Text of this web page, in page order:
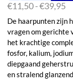
€11,50-€39,95
De haarpunten zijn
vragen om gerichte
het krachtige
fosfor, kalium,
diepgaand
en stralend